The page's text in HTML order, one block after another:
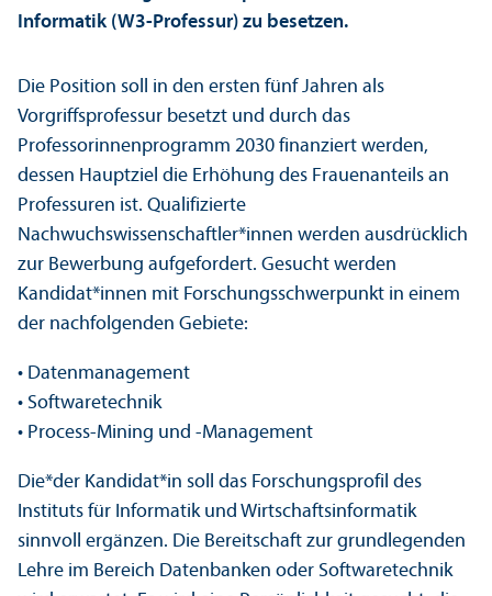
Informatik (W3-Professur) zu besetzen.
Die Position soll in den ersten fünf Jahren als
Vorgriffsprofessur besetzt und durch das
Professorinnenprogramm 2030 finanziert werden,
dessen Hauptziel die Erhöhung des Frauenanteils an
Professuren ist. Qualifizierte
Nachwuchswissenschaftler*innen werden ausdrücklich
zur Bewerbung aufgefordert. Gesucht werden
Kandidat*innen mit Forschungsschwerpunkt in einem
der nachfolgenden Gebiete:
• Datenmanagement
• Softwaretechnik
• Process-Mining und -Management
Die*der Kandidat*in soll das Forschungsprofil des
Instituts für Informatik und Wirtschaftsinformatik
sinnvoll ergänzen. Die Bereitschaft zur grundlegenden
Lehre im Bereich Datenbanken oder Softwaretechnik